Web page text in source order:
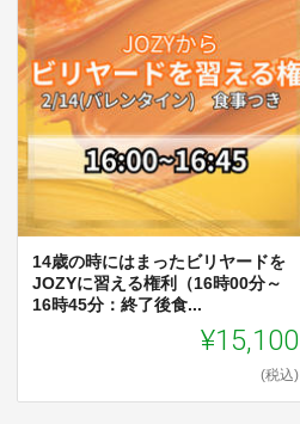
14歳の時にはまったビリヤードを
JOZYに習える権利（16時00分～
16時45分：終了後食...
¥15,100
(税込)